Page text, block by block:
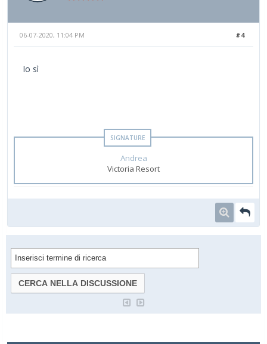
#4
06-07-2020, 11:04 PM
Io sì
Andrea
Victoria Resort